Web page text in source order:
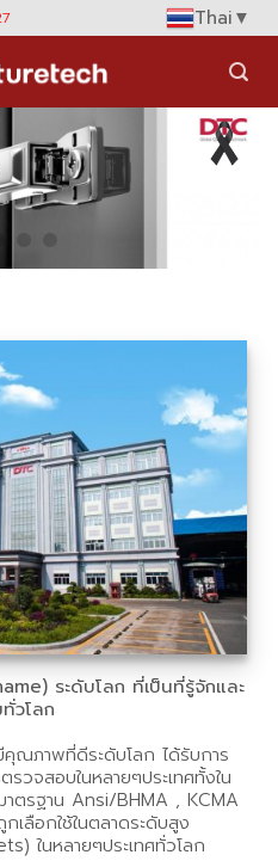
Thai▼
ระดับโลก ที่เป็นที่รู้จักและ
วโลก
ณภาพที่ดีระดับโลก ได้รับการ
วจสอบในหลายๆประเทศทั้งใน
าตรฐาน Ansi/BHMA , KCMA
เลือกใช้ในตลาดระดับสูง
ในหลายๆประเทศทั่วโลก